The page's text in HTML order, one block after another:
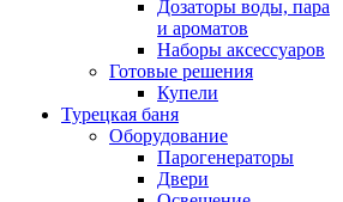
Дозаторы воды, пара
и ароматов
Наборы аксессуаров
Готовые решения
Купели
Турецкая баня
Оборудование
Парогенераторы
Двери